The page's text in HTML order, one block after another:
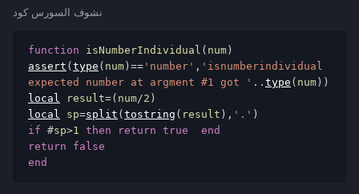
نشوف السورس كود
function isNumberIndividual ( num )
assert ( type ( num )== 'number' , 'isnumberindividual
expected number at argment #1 got ' .. type ( num ))
local result=( num/2 )
local sp=split ( tostring ( result ), '.' )
if #sp>1 then return true
end
return
false
end